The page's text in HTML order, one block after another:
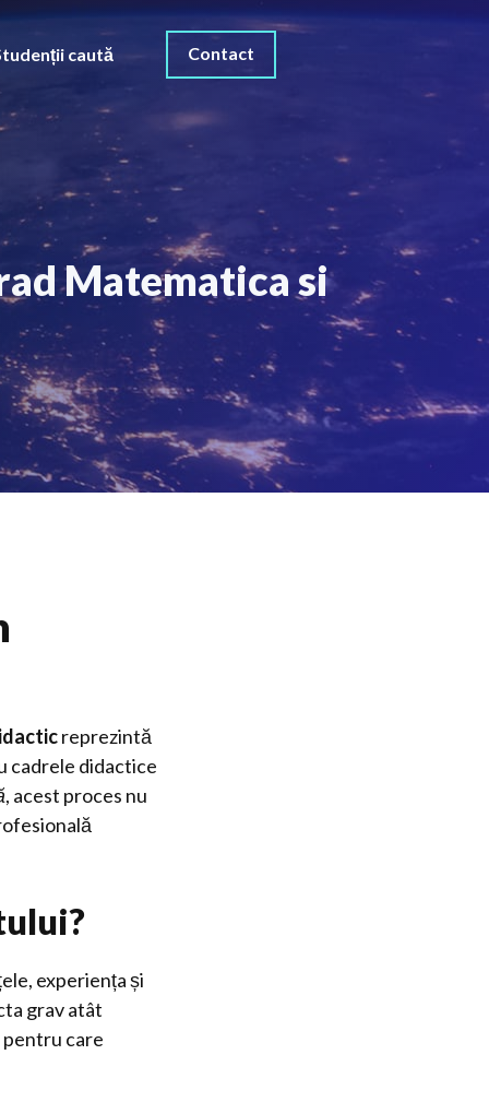
caută Contact
Matematica si
reprezintă
cadrele didactice
, acest proces nu
experiența și
grav atât
care